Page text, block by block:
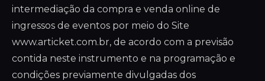
intermediação da compra e venda online de
ingressos de eventos por meio do Site
www.articket.com.br, de acordo com a previsão
contida neste instrumento e na programação e
condições previamente divulgadas dos